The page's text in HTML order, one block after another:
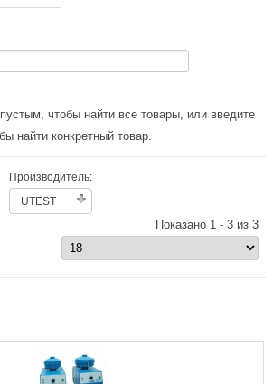
чтобы найти все товары, или введите
найти конкретный товар.
Производитель:
UTEST
Показано 1 - 3 из 3